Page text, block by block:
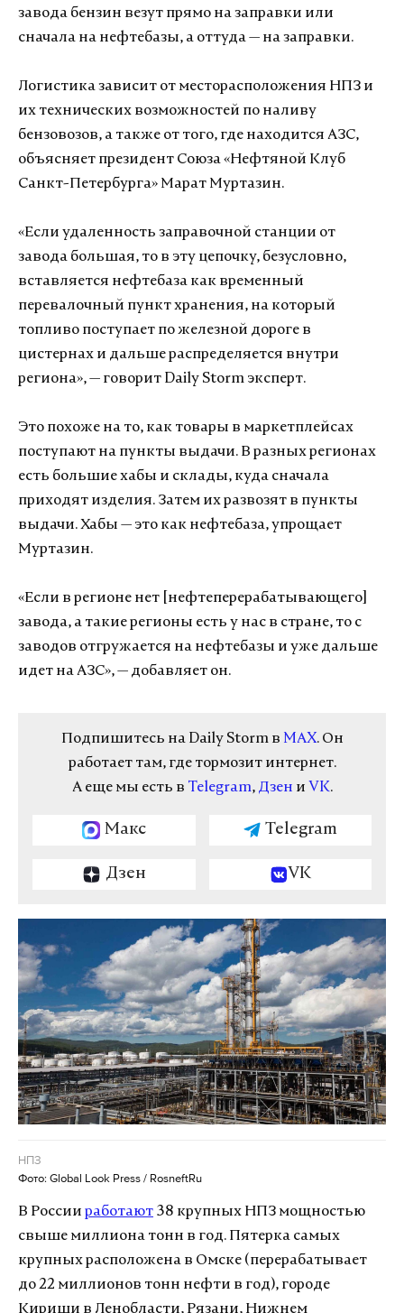
завода бензин везут прямо на заправки или
сначала на нефтебазы, а оттуда — на заправки.
Логистика зависит от месторасположения НПЗ и
их технических возможностей по наливу
бензовозов, а также от того, где находится АЗС,
объясняет президент Союза «Нефтяной Клуб
Санкт-Петербурга» Марат Муртазин.
«Если удаленность заправочной станции от
завода большая, то в эту цепочку, безусловно,
вставляется нефтебаза как временный
перевалочный пункт хранения, на который
топливо поступает по железной дороге в
цистернах и дальше распределяется внутри
региона», — говорит Daily Storm эксперт.
Это похоже на то, как товары в маркетплейсах
поступают на пункты выдачи. В разных регионах
есть большие хабы и склады, куда сначала
приходят изделия. Затем их развозят в пункты
выдачи. Хабы — это как нефтебаза, упрощает
Муртазин.
«Если в регионе нет [нефтеперерабатывающего]
завода, а такие регионы есть у нас в стране, то с
заводов отгружается на нефтебазы и уже дальше
идет на АЗС», — добавляет он.
Подпишитесь на Daily Storm в MAX. Он
работает там, где тормозит интернет.
А еще мы есть в Telegram, Дзен и VK.
Макс Telegram
Дзен VK
НПЗ
Фото: Global Look Press / RosneftRu
В России работают 38 крупных НПЗ мощностью
свыше миллиона тонн в год. Пятерка самых
крупных расположена в Омске (перерабатывает
до 22 миллионов тонн нефти в год), городе
Кириши в Ленобласти, Рязани, Нижнем